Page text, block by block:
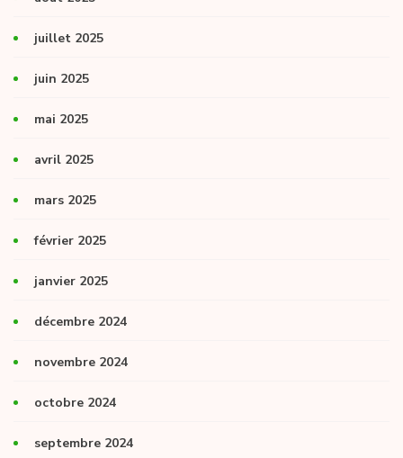
juillet 2025
juin 2025
mai 2025
avril 2025
mars 2025
février 2025
janvier 2025
décembre 2024
novembre 2024
octobre 2024
septembre 2024